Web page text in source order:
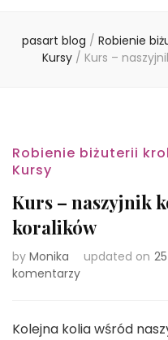
pasart blog / Robienie
Kursy / Kurs –
Robienie biżuterii
Kursy
Kurs – naszyjnik
koralików
by Monika updated on
komentarzydo
naszyjnik
Kolejna kolia wśród